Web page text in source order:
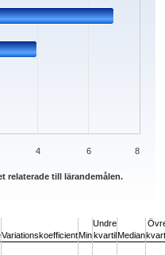
relaterade till lärandemålen.
4 6 8
VariationskoefficientMin
Undre
kvartil Median